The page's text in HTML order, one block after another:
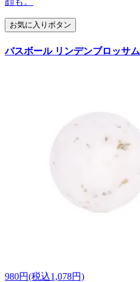
お気に入りボタン
バスボール リンデンブロッサム
980円(税込1,078円)